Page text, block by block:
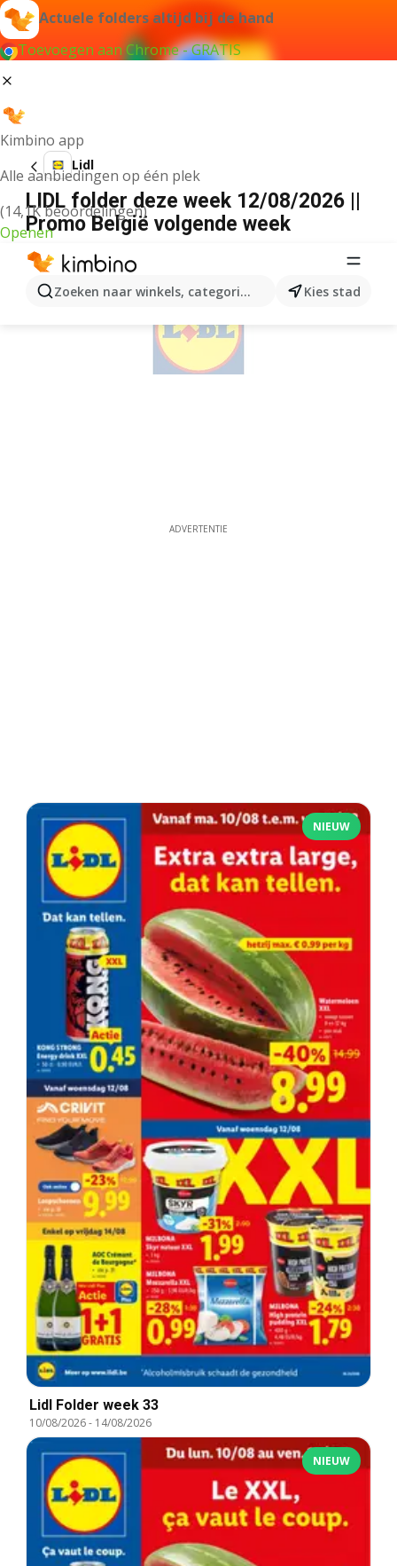
Actuele folders altijd bij de hand
Toevoegen aan Chrome - GRATIS
Kimbino app
Alle aanbiedingen op één plek
(14,1K beoordelingen)
Openen
Zoeken naar winkels, categorieën, producten...
Kies stad
Lidl
LIDL folder deze week 12/08/2026 ||
Promo België volgende week
ADVERTENTIE
NIEUW
Lidl Folder week 33
10/08/2026- 14/08/2026
NIEUW